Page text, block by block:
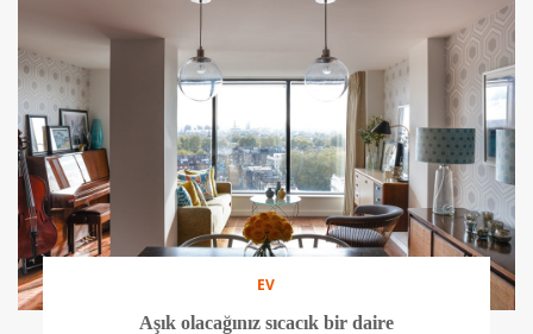
EV
Aşık olacağınız sıcacık bir daire